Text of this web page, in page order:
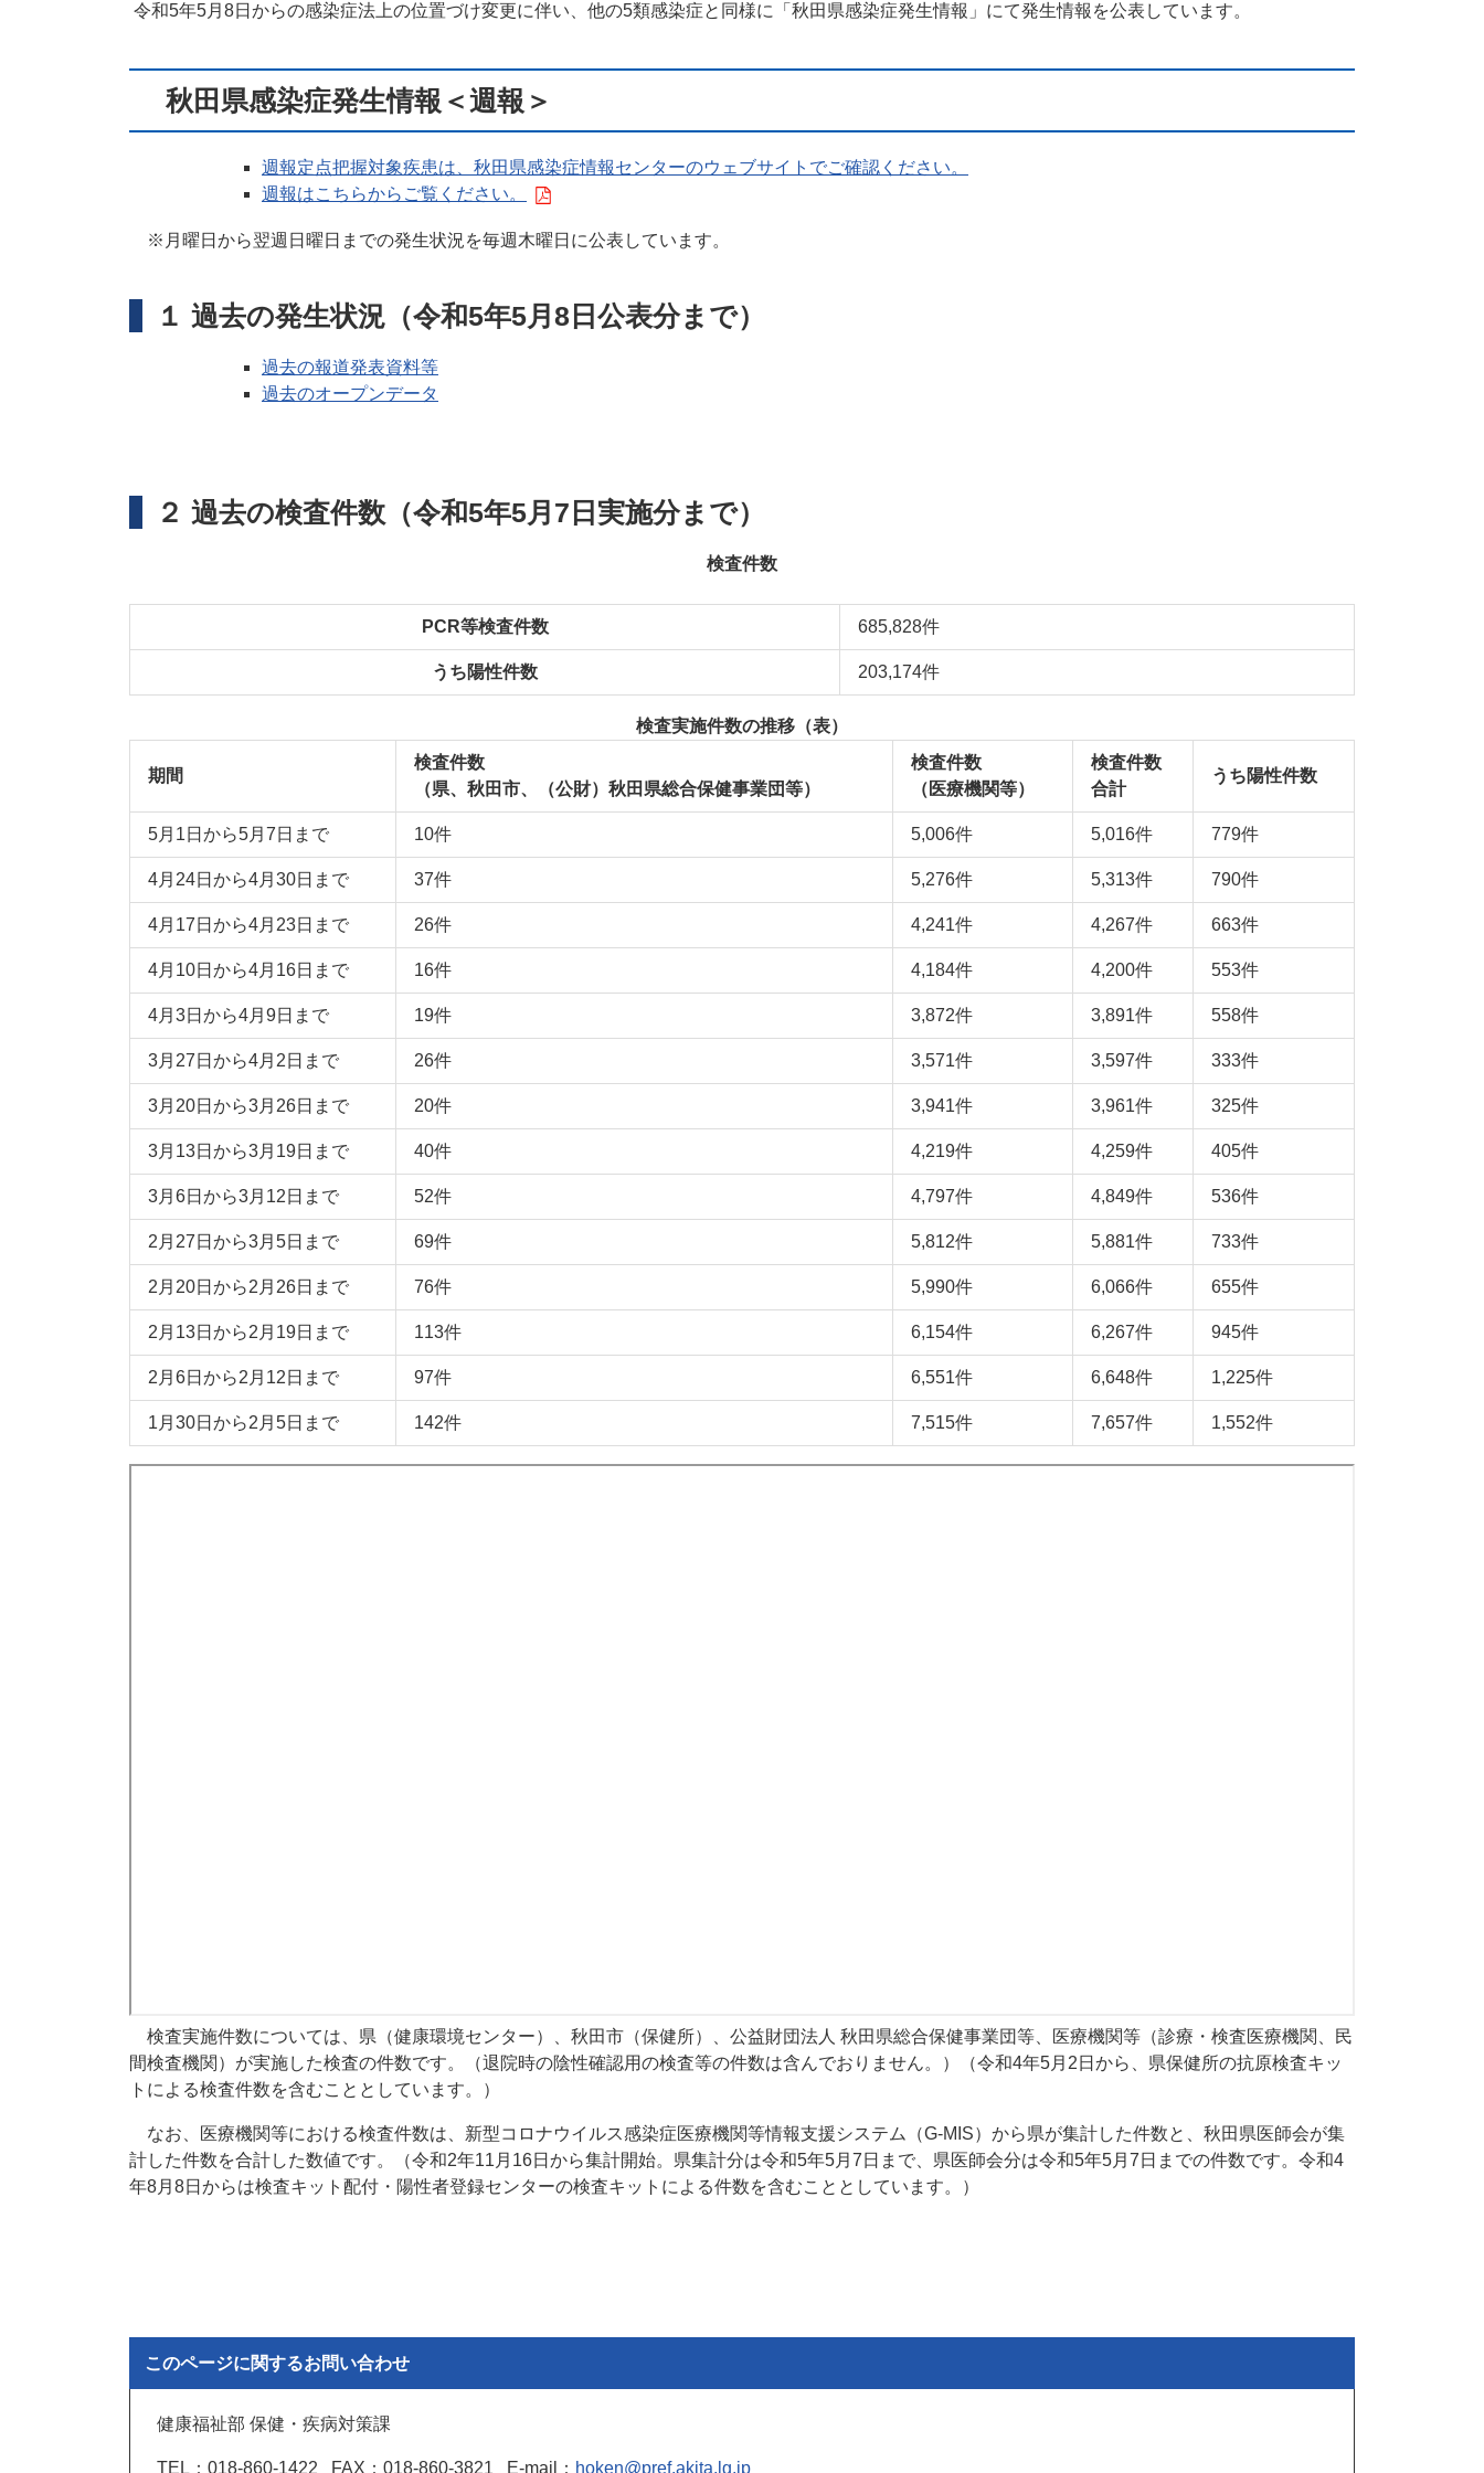
令和5年5月8日からの感染症法上の位置づけ変更に伴い、他の5類感染症と同様に「秋田県感染症発生情報」にて発生情報を公表しています。
秋田県感染症発生情報＜週報＞
週報定点把握対象疾患は、秋田県感染症情報センターのウェブサイトでご確認ください。
週報はこちらからご覧ください。
※月曜日から翌週日曜日までの発生状況を毎週木曜日に公表しています。
１ 過去の発生状況（令和5年5月8日公表分まで）
過去の報道発表資料等
過去のオープンデータ
２ 過去の検査件数（令和5年5月7日実施分まで）
検査件数
PCR等検査件数 685,828件
うち陽性件数 203,174件
検査実施件数の推移（表）
期間
検査件数
（県、秋田市、（公財）秋田県総合保健事業団等）
検査件数
（医療機関等）
検査件数
合計
うち陽性件数
5月1日から5月7日まで 10件 5,006件 5,016件 779件
4月24日から4月30日まで 37件 5,276件 5,313件 790件
4月17日から4月23日まで 26件 4,241件 4,267件 663件
4月10日から4月16日まで 16件 4,184件 4,200件 553件
4月3日から4月9日まで 19件 3,872件 3,891件 558件
3月27日から4月2日まで 26件 3,571件 3,597件 333件
3月20日から3月26日まで 20件 3,941件 3,961件 325件
3月13日から3月19日まで 40件 4,219件 4,259件 405件
3月6日から3月12日まで 52件 4,797件 4,849件 536件
2月27日から3月5日まで 69件 5,812件 5,881件 733件
2月20日から2月26日まで 76件 5,990件 6,066件 655件
2月13日から2月19日まで 113件 6,154件 6,267件 945件
2月6日から2月12日まで 97件 6,551件 6,648件 1,225件
1月30日から2月5日まで 142件 7,515件 7,657件 1,552件
検査実施件数については、県（健康環境センター）、秋田市（保健所）、公益財団法人 秋田県総合保健事業団等、医療機関等（診療・検査医療機関、民
間検査機関）が実施した検査の件数です。（退院時の陰性確認用の検査等の件数は含んでおりません。）（令和4年5月2日から、県保健所の抗原検査キッ
トによる検査件数を含むこととしています。）
なお、医療機関等における検査件数は、新型コロナウイルス感染症医療機関等情報支援システム（G-MIS）から県が集計した件数と、秋田県医師会が集
計した件数を合計した数値です。（令和2年11月16日から集計開始。県集計分は令和5年5月7日まで、県医師会分は令和5年5月7日までの件数です。令和4
年8月8日からは検査キット配付・陽性者登録センターの検査キットによる件数を含むこととしています。）
このページに関するお問い合わせ
健康福祉部 保健・疾病対策課
TEL：018-860-1422 FAX：018-860-3821 E-mail： hoken@pref.akita.lg.jp